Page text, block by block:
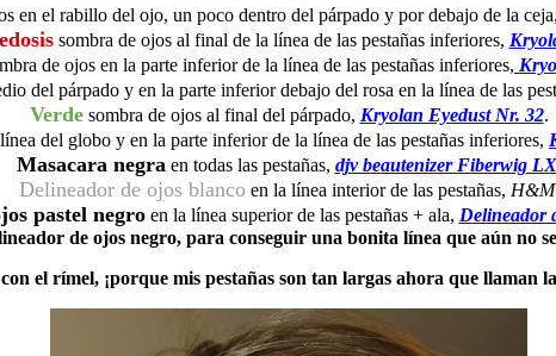
en el rabillo del ojo, un poco dentro del párpado y por debajo de la ceja,
sombra de ojos al final de la línea de las pestañas inferiores,
de ojos en la parte inferior de la línea de las pestañas inferiores,
del párpado y en la parte inferior debajo del rosa en la línea de las
Verdesombra de ojos al final del párpado, Kryolan Eyedust Nr. 32.
del globo y en la parte inferior de la línea de las pestañas inferiores,
Masacara negra en todas las pestañas, djv beautenizer Fiberwig LX
Delineador de ojos blancoen la línea interior de las pestañas, H&M
pastel negroen la línea superior de las pestañas + ala, Delineador
de ojos negro, para conseguir una bonita línea que aún no
el rímel, ¡porque mis pestañas son tan largas ahora que llaman